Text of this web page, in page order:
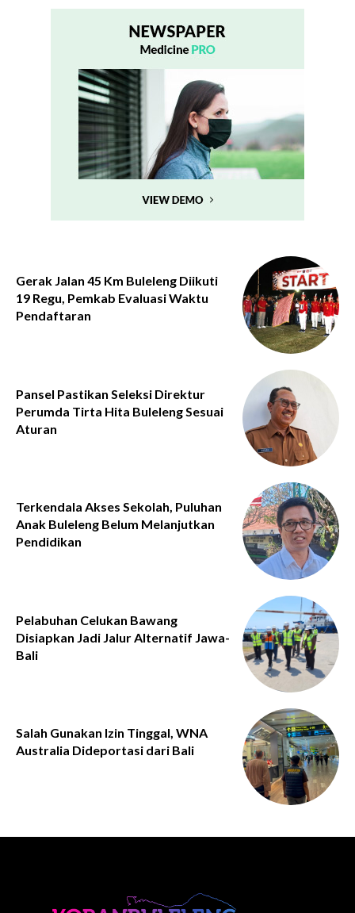
Gerak Jalan 45 Km Buleleng Diikuti
19 Regu, Pemkab Evaluasi Waktu
Pendaftaran
Pansel Pastikan Seleksi Direktur
Perumda Tirta Hita Buleleng Sesuai
Aturan
Terkendala Akses Sekolah, Puluhan
Anak Buleleng Belum Melanjutkan
Pendidikan
Pelabuhan Celukan Bawang
Disiapkan Jadi Jalur Alternatif Jawa-
Bali
Salah Gunakan Izin Tinggal, WNA
Australia Dideportasi dari Bali